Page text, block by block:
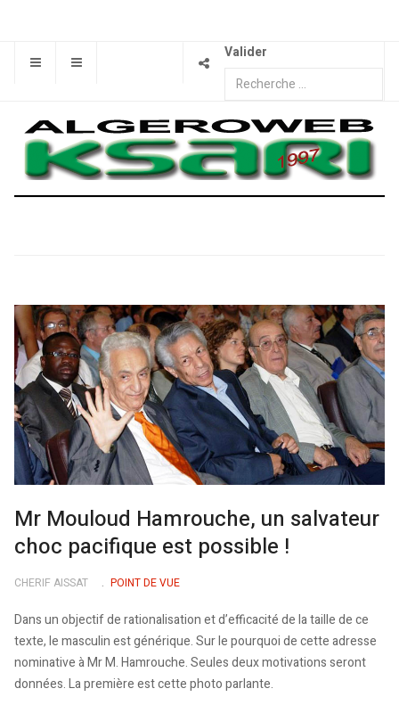
Valider
Mr Mouloud Hamrouche, un salvateur
choc pacifique est possible !
CHERIF AISSAT POINT DE VUE
Dans un objectif de rationalisation et d’efficacité de la taille de ce
texte, le masculin est générique. Sur le pourquoi de cette adresse
nominative à Mr M. Hamrouche. Seules deux motivations seront
données. La première est cette photo parlante.